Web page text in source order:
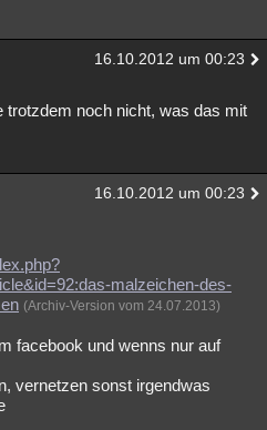
16.10.2012 um 00:23
trotzdem noch nicht, was das mit
16.10.2012 um 00:23
malzeichen-des-
(Archiv-Version vom 24.07.2013)
facebook und wenns nur auf
vernetzen sonst irgendwas